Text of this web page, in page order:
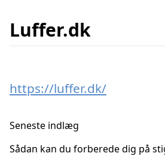
Luffer.dk
https://luffer.dk/
Seneste indlæg
Sådan kan du forberede dig på